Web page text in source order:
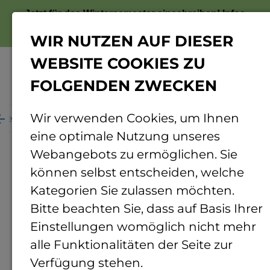
Jetzt für das Wintersemester einschreiben!Infos
News und Pressemitteilungen
News und
Pressemitteilungen
News 29.07.2026
WIR NUTZEN AUF DIESER
WEBSITE COOKIES ZU
FOLGENDEN ZWECKEN
Wir verwenden Cookies, um Ihnen
eine optimale Nutzung unseres
Webangebots zu ermöglichen. Sie
können selbst entscheiden, welche
Kategorien Sie zulassen möchten.
Bitte beachten Sie, dass auf Basis Ihrer
Einstellungen womöglich nicht mehr
alle Funktionalitäten der Seite zur
Verfügung stehen.